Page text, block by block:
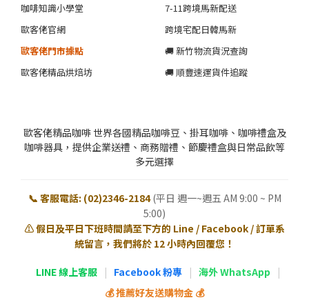
咖啡知識小學堂
歐客佬官網
歐客佬門市據點
歐客佬精品烘焙坊
7-11跨境馬新配送
跨境宅配日韓馬新
🚚 新竹物流貨況查詢
🚚 順豐速運貨件追蹤
歐客佬精品咖啡 世界各國精品咖啡豆、掛耳咖啡、咖啡禮盒及
咖啡器具，提供企業送禮、商務贈禮、節慶禮盒與日常品飲等
多元選擇
📞 客服電話: (02)2346-2184 (平日 週一~週五 AM 9:00 ~ PM
5:00)
⚠️ 假日及平日下班時間請至下方的 Line / Facebook / 訂單系
統留言，我們將於 12 小時內回覆您！
LINE 線上客服 | Facebook 粉專 | 海外 WhatsApp
|
💰 推薦好友送購物金 💰